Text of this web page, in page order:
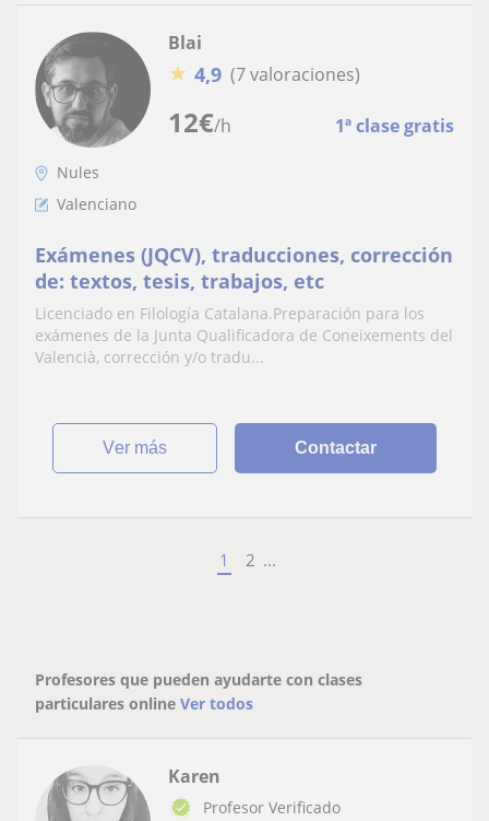
12€/h 1ª clase gratis
Blai
★ 4,9 (7 valoraciones)
Nules
Valenciano
Exámenes (JQCV), traducciones, corrección
de: textos, tesis, trabajos, etc
Licenciado en Filología Catalana.Preparación para los
exámenes de la Junta Qualificadora de Coneixements del
Valencià, corrección y/o tradu...
ver más Contactar
1 2 ...
Profesores que pueden ayudarte con clases
particulares online Ver todos
Karen
Profesor Verificado